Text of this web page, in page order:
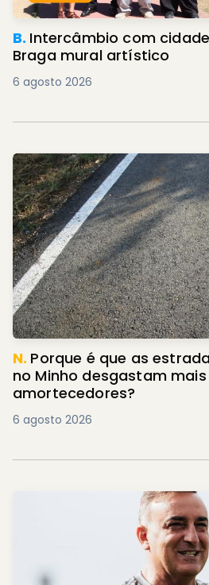
B. Intercâmbio com cidade de
Braga mural artístico
6 agosto 2026
N. Porque é que as
no Minho desgastam
amortecedores?
6 agosto 2026